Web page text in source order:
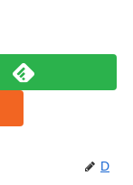
D